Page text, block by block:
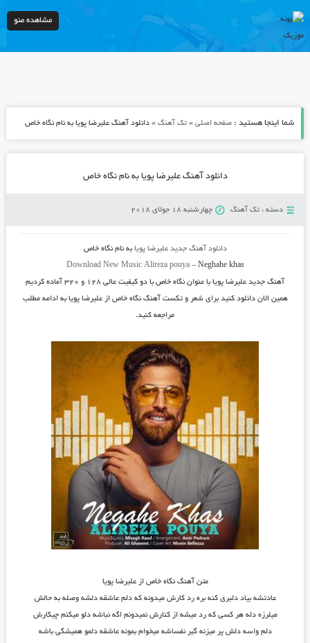
مشاهده منو
شما اینجا هستید : صفحه اصلی» تک آهنگ» دانلود آهنگ علیرضا پویا به نام نگاه خاص
دانلود آهنگ علیرضا پویا به نام نگاه خاص
دسته : تک آهنگ چهارشنبه 18 جولای 2018
دانلود آهنگ جدید علیرضا پویا به نامنگاه خاص
Download New Music Alireza pouya– Neghahe khas
آهنگ جدید علیرضا پویابا عنوان نگاه خاصبا دو کیفیت عالی ۱۲۸ و ۳۲۰ آماده کردیم
همین الان دانلود کنید برای شعر و تکست آهنگ نگاه خاص از علیرضا پویا به ادامه مطلب
مراجعه کنید.
متن آهنگ نگاه خاص از علیرضا پویا
عادتشه بیاد دلبری کنه بره رد کارش میدونه که دلم عاشقه دلشه وصله به حالش
میلرزه دله هر کسی که رد میشه از کنارش نمیدونم اگه نباشه دلو میکنم چیکارش
دلم واسه دلش پر میزنه گیر نفساشه میخوام بمونه عاشقه دلمو همیشگی باشه